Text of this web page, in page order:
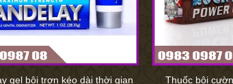
gel bôi trơn kéo dài thời gian Thuốc bôi